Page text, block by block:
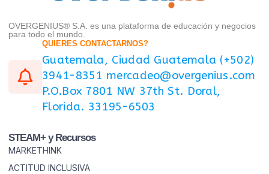
OVERGENIUS® S.A. es una plataforma de educación y negocios
para todo el mundo.
QUIERES CONTACTARNOS?
Guatemala, Ciudad Guatemala (+502)
3941-8351 mercadeo@overgenius.com
P.O.Box 7801 NW 37th St. Doral,
Florida. 33195-6503
STEAM+ y Recursos
MARKETHINK
ACTITUD INCLUSIVA